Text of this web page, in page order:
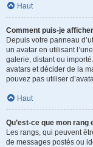
Haut
Comment puis-je
Depuis votre panneau
un avatar en utilisant
galerie, distant ou
avatars et décider de la
pouvez pas utiliser
Haut
Qu’est-ce que mon
Les rangs, qui peuvent
de messages postés ou